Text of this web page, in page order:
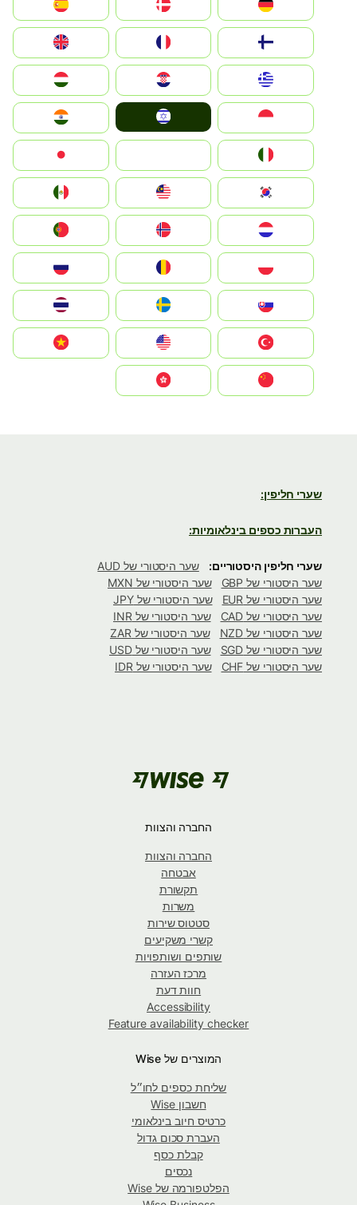
Deutschland
Denmark
United Kingdom
Hrvatska
Magyarország
Indonesia
South Korea
Nederland
Portugal
România
Slovensko
United States
Vietnam
שערי חליפין:
העברות כספים בינלאומיות:
שערי חליפין היסטוריים:
שער היסטורי של AUD
שער היסטורי של GBP
שער היסטורי של MXN
שער היסטורי של EUR
שער היסטורי של JPY
שער היסטורי של CAD
שער היסטורי של INR
שער היסטורי של NZD
שער היסטורי של ZAR
שער היסטורי של SGD
שער היסטורי של USD
שער היסטורי של CHF
שער היסטורי של IDR
החברה והצוות
החברה והצוות
אבטחה
תקשורת
משרות
סטטוס שירות
קשרי משקיעים
שותפים ושותפויות
מרכז העזרה
חוות דעת
Accessibility
Feature availability checker
המוצרים של Wise
שליחת כספים לחו״ל
חשבון Wise
כרטיס חיוב בינלאומי
העברת סכום גדול
קבלת כסף
נכסים
הפלטפורמה של Wise